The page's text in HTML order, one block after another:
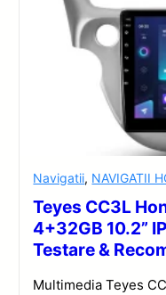
Navigatii, NAVIGATII
Teyes CC3L
4+32GB 10.2”
Testare &
Multimedia Teyes